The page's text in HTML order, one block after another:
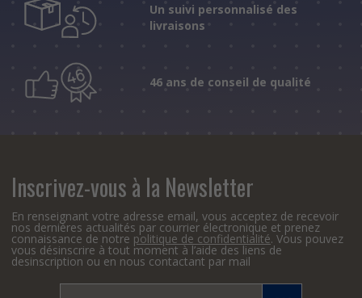
Un suivi personnalisé des
livraisons
46 ans de conseil de qualité
Inscrivez-vous à la Newsletter
En renseignant votre adresse email, vous acceptez de recevoir
nos dernières actualités par courrier électronique et prenez
connaissance de notre politique de confidentialité. Vous pouvez
vous désinscrire à tout moment à l’aide des liens de
desinscription ou en nous contactant par mail